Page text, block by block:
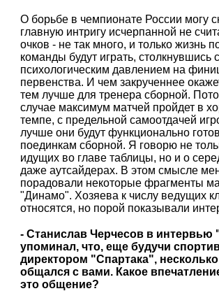
О борьбе в чемпионате России могу
главную интригу исчерпанной не
очков - не так много, и только жизнь
команды будут играть, столкнувшись с
психологическим давлением на
первенства. И чем закрученнее
тем лучше для тренера сборной.
случае максимум матчей пройдет в
темпе, с предельной самоотдачей
лучше они будут функционально
поединкам сборной. Я говорю не
идущих во главе таблицы, но и о
даже аутсайдерах. В этом смысле
порадовали некоторые фрагменты
"Динамо". Хозяева к числу ведущих
относятся, но порой показывали
- Станислав Черчесов в интервью
упоминал, что, еще будучи
директором "Спартака",
общался с вами. Какое
это общение?